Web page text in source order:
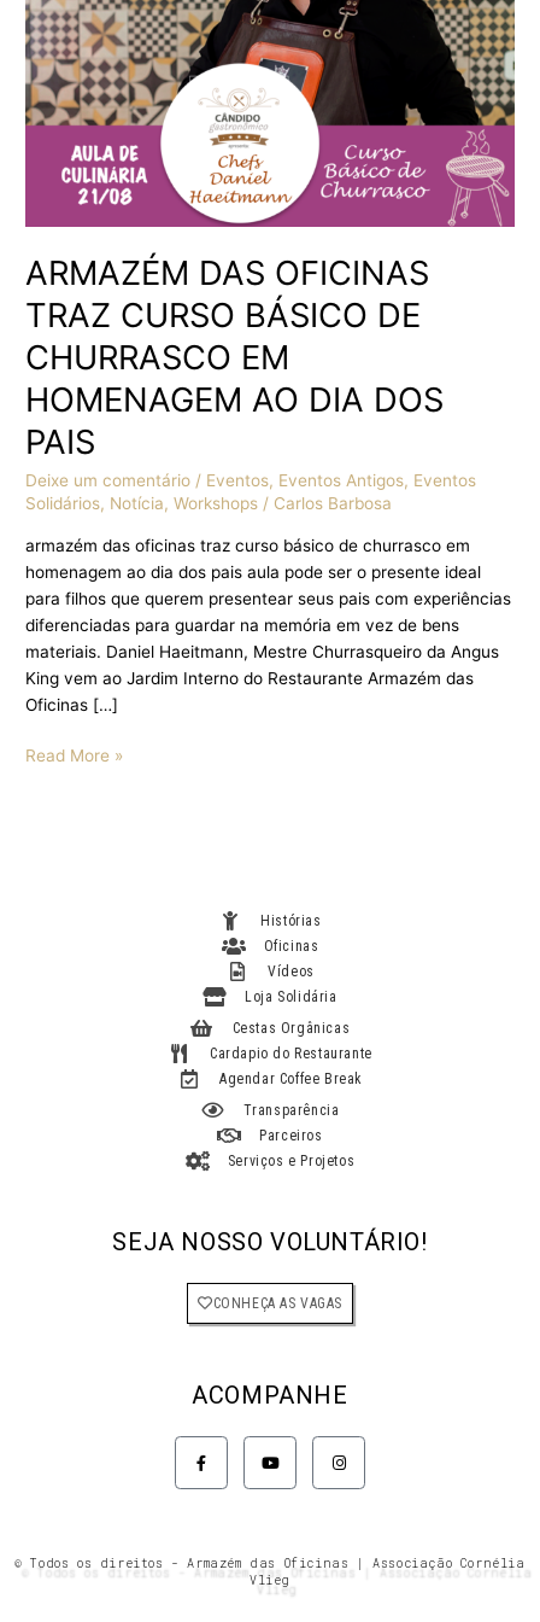
ARMAZÉM DAS OFICINAS
TRAZ CURSO BÁSICO DE
CHURRASCO EM
HOMENAGEM AO DIA DOS
PAIS
Deixe um comentário / Eventos, Eventos Antigos, Eventos
Solidários, Notícia,Workshops / Carlos Barbosa
armazém das oficinas traz curso básico de churrasco em
homenagem ao dia dos pais aula pode ser o presente ideal
para filhos que querem presentear seus pais com experiências
diferenciadas para guardar na memória em vez de bens
materiais. Daniel Haeitmann, Mestre Churrasqueiro da Angus
King vem ao Jardim Interno do Restaurante Armazém das
Oficinas […]
DE
CHURRASCO
EM
HOMENAGEM
AO
Read More »
Histórias
Oficinas
Vídeos
Loja Solidária
Cestas Orgânicas
Cardapio do Restaurante
Agendar Coffee Break
Transparência
Parceiros
Serviços e Projetos
SEJA NOSSO VOLUNTÁRIO!
CONHEÇA AS VAGAS
ACOMPANHE
F
a
c
e
-
Y
o
u
t
I
n
s
t
m
© Todos os direitos - Armazém das Oficinas | Associação Cornélia
Vlieg